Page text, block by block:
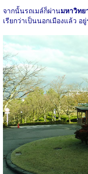
จากนั้นรถเมล์ก็ผ่านมหาวิทย
เรียกว่าเป็นนอกเมืองแล้ว อ